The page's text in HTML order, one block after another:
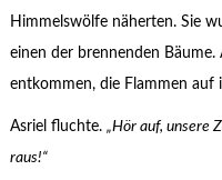
Himmelswölfe näherten. Sie
einen der brennenden Bäume.
entkommen, die Flammen auf
Asriel fluchte. „Hör auf, unsere
raus!“